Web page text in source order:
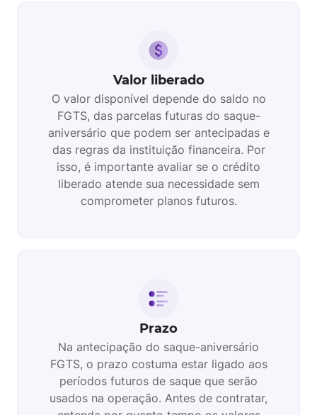
Valor liberado
O valor disponível depende do saldo no
FGTS, das parcelas futuras do saque-
aniversário que podem ser antecipadas e
das regras da instituição financeira. Por
isso, é importante avaliar se o crédito
liberado atende sua necessidade sem
comprometer planos futuros.
Prazo
Na antecipação do saque-aniversário
FGTS, o prazo costuma estar ligado aos
períodos futuros de saque que serão
usados na operação. Antes de contratar,